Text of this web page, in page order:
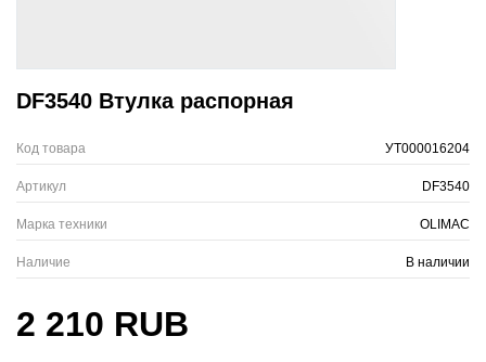
DF3540 Втулка распорная
Код товара УТ000016204
Артикул DF3540
Марка техники OLIMAC
Наличие В наличии
2 210 RUB